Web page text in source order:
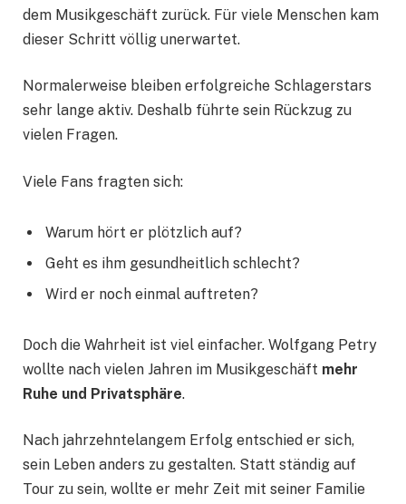
dem Musikgeschäft zurück. Für viele Menschen kam
dieser Schritt völlig unerwartet.
Normalerweise bleiben erfolgreiche Schlagerstars
sehr lange aktiv. Deshalb führte sein Rückzug zu
vielen Fragen.
Viele Fans fragten sich:
Warum hört er plötzlich auf?
Geht es ihm gesundheitlich schlecht?
Wird er noch einmal auftreten?
Doch die Wahrheit ist viel einfacher. Wolfgang Petry
wollte nach vielen Jahren im Musikgeschäft mehr
Ruhe und Privatsphäre.
Nach jahrzehntelangem Erfolg entschied er sich,
sein Leben anders zu gestalten. Statt ständig auf
Tour zu sein, wollte er mehr Zeit mit seiner Familie